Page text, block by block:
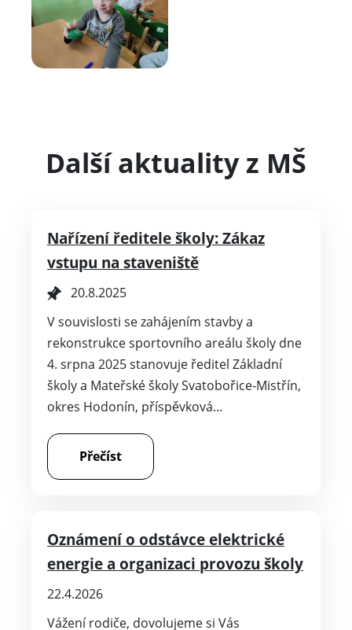
Další aktuality z MŠ
Nařízení ředitele školy: Zákaz
vstupu na staveniště
20.8.2025
V souvislosti se zahájením stavby a
rekonstrukce sportovního areálu školy dne
4. srpna 2025 stanovuje ředitel Základní
školy a Mateřské školy Svatobořice-Mistřín,
okres Hodonín, příspěvková…
Přečíst
Oznámení o odstávce elektrické
energie a organizaci provozu školy
22.4.2026
Vážení rodiče, dovolujeme si Vás